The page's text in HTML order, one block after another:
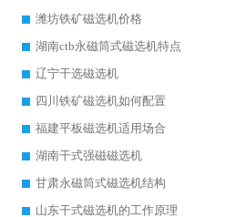
潍坊铁矿磁选机价格
湖南ctb永磁筒式磁选机特点
辽宁干选磁选机
四川铁矿磁选机如何配置
福建平板磁选机适用场合
湖南干式强磁磁选机
甘肃永磁筒式磁选机结构
山东干式磁选机的工作原理